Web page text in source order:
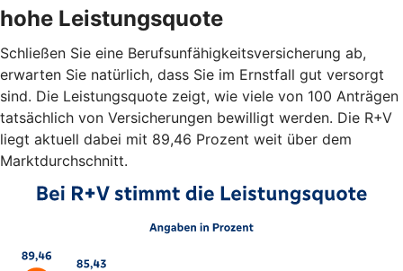
hohe Leistungsquote
Schließen Sie eine Berufsunfähigkeitsversicherung ab,
erwarten Sie natürlich, dass Sie im Ernstfall gut versorgt
sind. Die Leistungsquote zeigt, wie viele von 100 Anträgen
tatsächlich von Versicherungen bewilligt werden. Die R+V
liegt aktuell dabei mit 89,46 Prozent weit über dem
Marktdurchschnitt.